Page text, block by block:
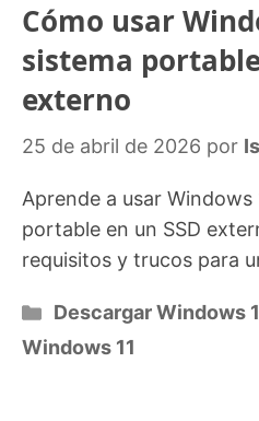
Cómo usar
sistema
externo
25 de abril de 2026 por
Aprende a usar Windows
portable en un SSD
requisitos y trucos para
Categorías
Descargar Windows
Windows 11